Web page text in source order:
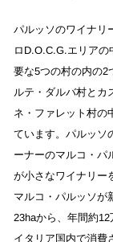
パルッソのワイナリ
ロD.O.C.G.エリアの
要な5つの村の内の2
ルテ・ダルバ村とカ
ネ・ファレット村の
ています。パルッソ
ーナーのマルコ・パ
が小さなワイナリー
マルコ・パルッソが
23haから、年間約
イタリア国内で消費